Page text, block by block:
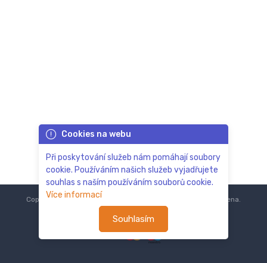
Cookies na webu
Při poskytování služeb nám pomáhají soubory
cookie. Používáním našich služeb vyjadřujete
souhlas s naším používáním souborů cookie.
Více informací
Souhlasím
Copyright © 2018-2024 Všechna práva vyhrazena.